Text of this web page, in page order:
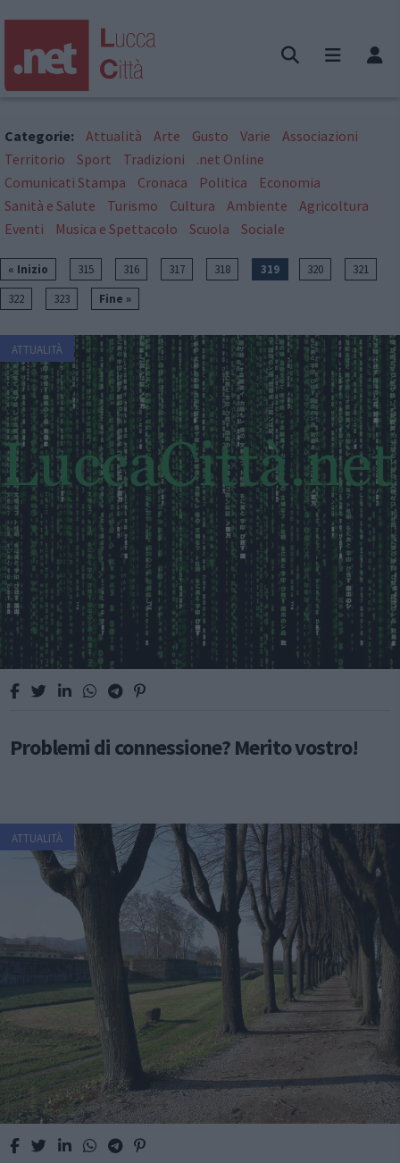
Categorie: Attualità Arte Gusto Varie
Associazioni
Territorio
Sport Tradizioni
.net Online
Comunicati Stampa
Cronaca Politica
Economia
Sanità e Salute
Turismo Cultura Ambiente
Agricoltura
Eventi
Musica e Spettacolo Scuola Sociale
« Inizio 315 316 317 318 319 320
321
322
323 Fine »
ATTUALITÀ
Problemi di connessione? Merito vostro!
ATTUALITÀ